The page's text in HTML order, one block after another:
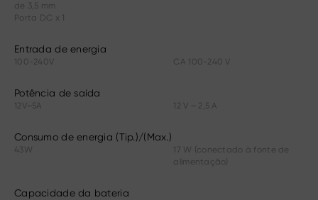
de 3,5 mm
Porta DC x 1
Entrada de energia
100-240V CA 100-240 V
Potência de saída
12V⎓5A 12 V ⎓ 2,5 A
Consumo de energia (Tip.)/(Max.)
43W
17 W (conectado à fonte de
alimentação)
Capacidade da bateria